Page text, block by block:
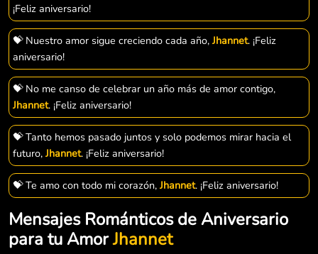
¡Feliz aniversario!
💝 Nuestro amor sigue creciendo cada año, Jhannet. ¡Feliz
aniversario!
💝 No me canso de celebrar un año más de amor contigo,
Jhannet. ¡Feliz aniversario!
💝 Tanto hemos pasado juntos y solo podemos mirar hacia el
futuro, Jhannet. ¡Feliz aniversario!
💝 Te amo con todo mi corazón, Jhannet. ¡Feliz aniversario!
Mensajes Románticos de Aniversario
para tu AmorJhannet